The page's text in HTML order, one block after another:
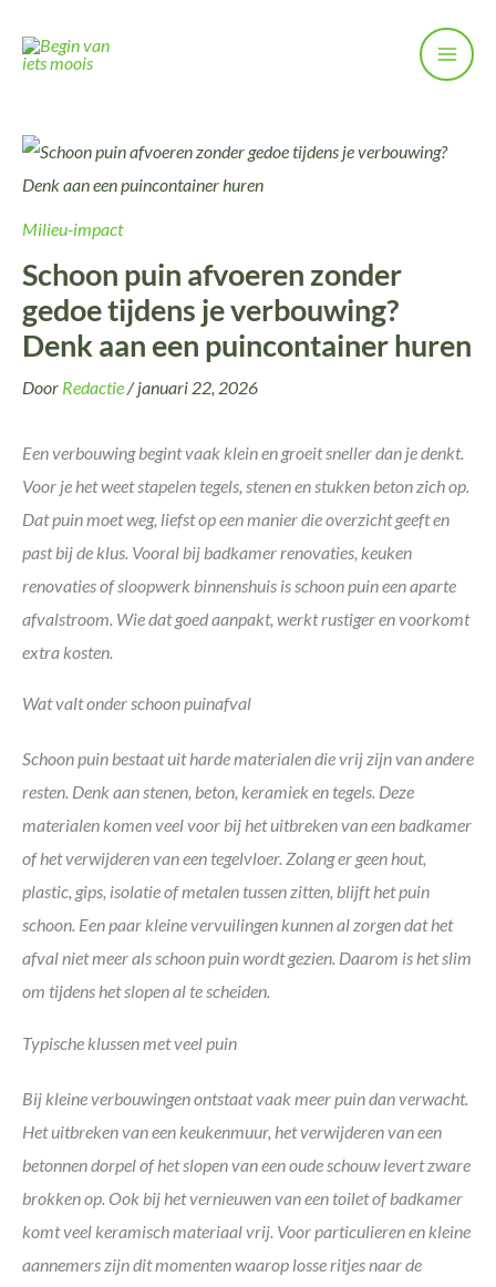
naar
Milieu-impact
Schoon puin afvoeren zonder
gedoe tijdens je verbouwing?
Denk aan een puincontainer huren
Door Redactie/januari 22, 2026
Een verbouwing begint vaak klein en groeit sneller dan je denkt.
Voor je het weet stapelen tegels, stenen en stukken beton zich op.
Dat puin moet weg, liefst op een manier die overzicht geeft en
past bij de klus. Vooral bij badkamer renovaties, keuken
renovaties of sloopwerk binnenshuis is schoon puin een aparte
afvalstroom. Wie dat goed aanpakt, werkt rustiger en voorkomt
extra kosten.
Wat valt onder schoon puinafval
Schoon puin bestaat uit harde materialen die vrij zijn van andere
resten. Denk aan stenen, beton, keramiek en tegels. Deze
materialen komen veel voor bij het uitbreken van een badkamer
of het verwijderen van een tegelvloer. Zolang er geen hout,
plastic, gips, isolatie of metalen tussen zitten, blijft het puin
schoon. Een paar kleine vervuilingen kunnen al zorgen dat het
afval niet meer als schoon puin wordt gezien. Daarom is het slim
om tijdens het slopen al te scheiden.
Typische klussen met veel puin
Bij kleine verbouwingen ontstaat vaak meer puin dan verwacht.
Het uitbreken van een keukenmuur, het verwijderen van een
betonnen dorpel of het slopen van een oude schouw levert zware
brokken op. Ook bij het vernieuwen van een toilet of badkamer
komt veel keramisch materiaal vrij. Voor particulieren en kleine
aannemers zijn dit momenten waarop losse ritjes naar de